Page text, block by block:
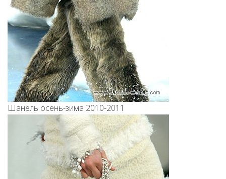
Шанель осень-зима 2010-2011